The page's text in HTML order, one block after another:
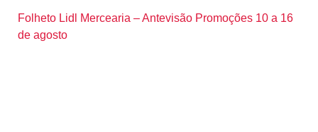
Folheto Lidl Mercearia – Antevisão Promoções 10 a 16
de agosto